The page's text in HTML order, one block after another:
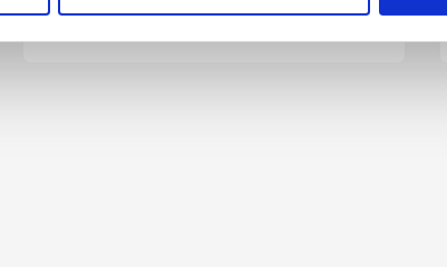
para uma melhor tomada de decisões.